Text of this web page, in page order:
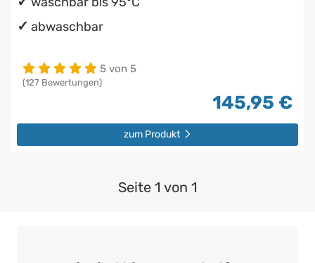
abwaschbar
5 von 5
(127 Bewertungen)
145,95 €
zum Produkt
Seite 1 von 1